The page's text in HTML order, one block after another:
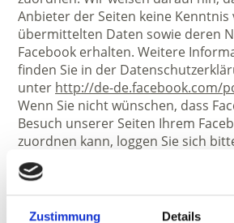
Zustimmung Details
Anbieter der Seiten keine
übermittelten Daten sowie deren
Facebook erhalten. Weitere
finden Sie in der
unter http://de-de.facebook.com/
Wenn Sie nicht wünschen, dass
Besuch unserer Seiten Ihrem
zuordnen kann, loggen Sie sich
Facebook-Benutzerkonto aus.
Cookie-Richtlinie Facebook:
de.facebook.com/about/privacy/